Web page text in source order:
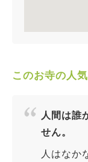
このお寺の人
人間は誰
せん。
人はなか